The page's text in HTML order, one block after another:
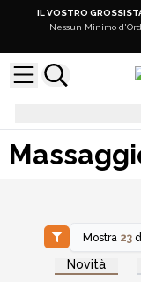
IL VOSTRO
Nessun Minimo
Mostra 23
Novità
Accedi per
i prezzi